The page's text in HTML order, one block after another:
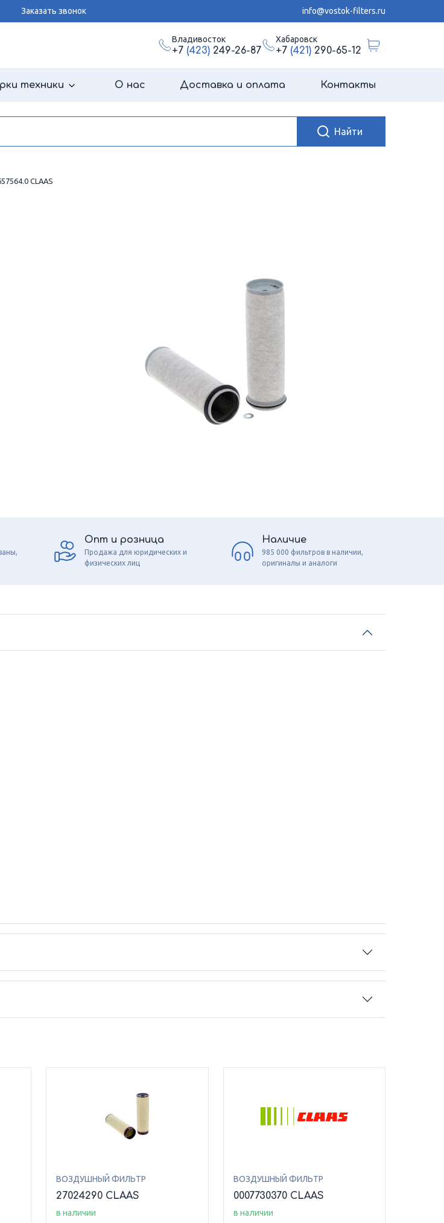
Заказать звонок info@vostok-filters.ru
Владивосток
+7 (423)249-26-87
Хабаровск
+7 (421)290-65-12
техники О нас Доставка и оплата Контакты
CLAAS
Опт и розница
Продажа для юридических и
физических лиц
Наличие
985 000 фильтров в наличии,
оригиналы и аналоги
ВОЗДУШНЫЙ ФИЛЬТР
27024290 CLAAS
в наличии
ВОЗДУШНЫЙ ФИЛЬТР
0007730370 CLAAS
в наличии